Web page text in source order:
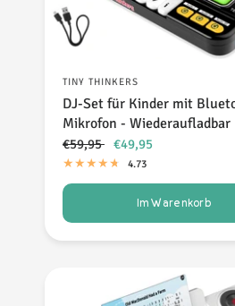
TINY THINKERS
DJ-Set für Kinder mit
Mikrofon - Wiederaufladbar
€59,95 €49,95
4.73
Im Warenkorb